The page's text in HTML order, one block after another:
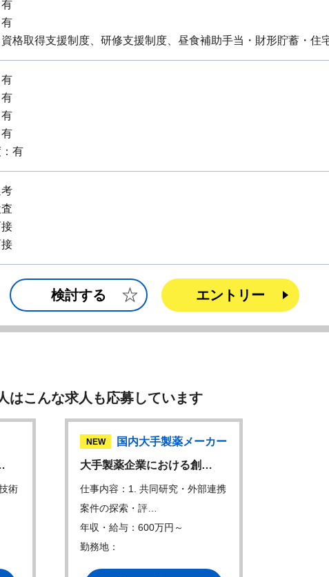
格取得支援制度、研修支援制度、昼食補助手当・財形貯蓄・住
有
検討する エントリー
はこんな求人も応募しています
術
NEW
国内大手製薬メーカー
大手製薬企業における創…
仕事内容：1. 共同研究・外部連携
案件の探索・評…
年収・給与：600万円～
勤務地：